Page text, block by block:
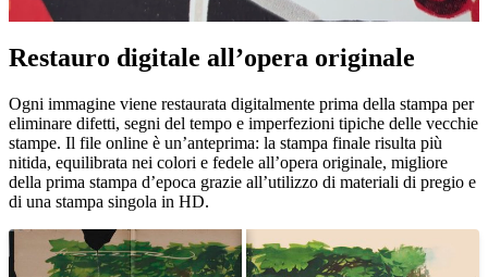
Restauro digitale all’opera originale
Ogni immagine viene restaurata digitalmente prima della stampa per
eliminare difetti, segni del tempo e imperfezioni tipiche delle vecchie
stampe. Il file online è un’anteprima: la stampa finale risulta più
nitida, equilibrata nei colori e fedele all’opera originale, migliore
della prima stampa d’epoca grazie all’utilizzo di materiali di pregio e
di una stampa singola in HD.